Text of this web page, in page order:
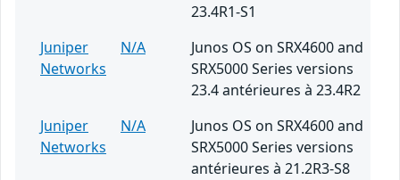
23.4R1-S1
Juniper
Networks
N/A
Junos OS on SRX4600 and
SRX5000 Series versions
23.4 antérieures à 23.4R2
Juniper
Networks
N/A
Junos OS on SRX4600 and
SRX5000 Series versions
antérieures à 21.2R3-S8